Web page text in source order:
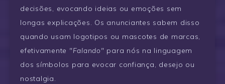
decisões, evocando ideias ou emoções sem
longas explicações. Os anunciantes sabem disso
quando usam logotipos ou mascotes de marcas,
efetivamente "Falando" para nós na linguagem
dos símbolos para evocar confiança, desejo ou
nostalgia.